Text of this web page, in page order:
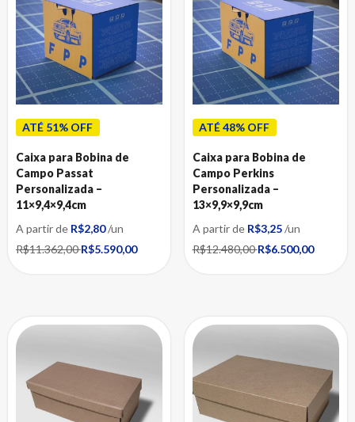
ATÉ 51% OFF
Caixa para Bobina de
Campo Passat
Personalizada –
11×9,4×9,4cm
A partir de R$2,80/un
R$11.362,00R$5.590,00
ATÉ 48% OFF
Caixa para Bobina de
Campo Perkins
Personalizada –
13×9,9×9,9cm
A partir de R$3,25/un
R$12.480,00R$6.500,00